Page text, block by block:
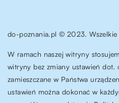
do-poznania.pl © 2023. Wszelkie
W ramach naszej witryny
witryny bez zmiany ustawień dot.
zamieszczane w Państwa
ustawień można dokonać w